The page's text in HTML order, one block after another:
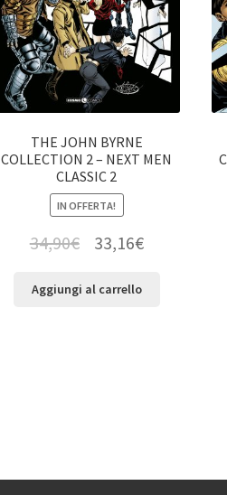
THE JOHN BYRNE
COLLECTION 2 – NEXT MEN
CLASSIC 2
IN OFFERTA!
34,90€ 33,16€
Aggiungi al carrello